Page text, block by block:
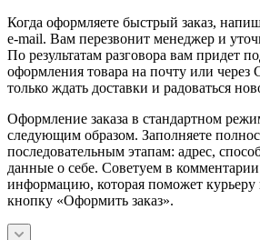
Когда оформляете быстрый заказ,
e-mail. Вам перезвонит менеджер и
По результатам разговора вам придет
оформления товара на почту или через
только ждать доставки и радоваться
Оформление заказа в стандартном
следующим образом. Заполняете
последовательным этапам: адрес,
данные о себе. Советуем в комментарии
информацию, которая поможет
кнопку «Оформить заказ».